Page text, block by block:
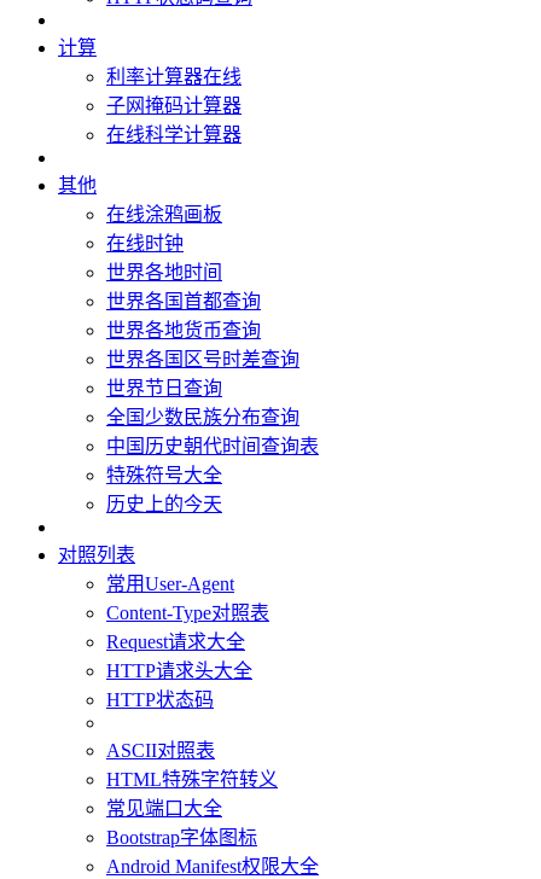
计算
利率计算器在线
子网掩码计算器
在线科学计算器
其他
在线涂鸦画板
在线时钟
世界各地时间
世界各国首都查询
世界各地货币查询
世界各国区号时差查询
世界节日查询
全国少数民族分布查询
中国历史朝代时间查询表
特殊符号大全
历史上的今天
对照列表
常用User-Agent
Content-Type对照表
Request请求大全
HTTP请求头大全
HTTP状态码
ASCII对照表
HTML特殊字符转义
常见端口大全
Bootstrap字体图标
Android Manifest权限大全